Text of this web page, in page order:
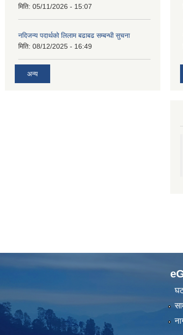
मिति: 05/11/2026 - 15:07
नदिजन्य पदार्थको लिलाम बढाबढ सम्बन्धी सुचना
मिति: 08/12/2025 - 16:49
अन्य